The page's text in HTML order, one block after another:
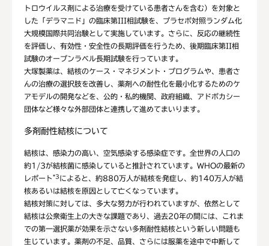
トロウイルス剤による治療を受けている患者さんを含む）を対象と
した「デラマニド」の臨床第III相試験を、プラセボ対照ランダム化
大規模国際共同治験として実施しています。さらに、反応の継続性
を評価し、有効性・安全性の長期評価を行うため、後期臨床第II相
試験のオープンラベル長期試験を行っています。
大塚製薬は、結核のケース・マネジメント・プログラムや、患者さ
んの治療の選択肢を改善し、薬剤への耐性化を最小化するためのケ
アモデルの開発などを、公的・私的機関、政府組織、アドボカシー
団体など様々な外部団体と連携して進めてまいります。
多剤耐性結核について
結核は、感染力の高い、空気感染する感染症です。全世界の人口の
約1/3が結核菌に感染していると推計されています。WHOの最新の
レポート *3 によると、約880万人が結核を発症し、約140万人が結
核あるいは結核を原因として亡くなっています。
結核対策に対しては、多大な努力が行われていますが、依然として
結核は公衆衛生上の大きな課題であり、過去20年の間には、これま
での第一選択薬が効果を示さない多剤耐性結核という新しい問題も
生じています。薬剤の不足、品質、さらには服薬を途中で中断して